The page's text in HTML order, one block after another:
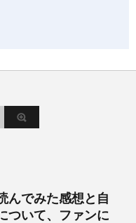
んでみた感想と自
ついて、ファンに